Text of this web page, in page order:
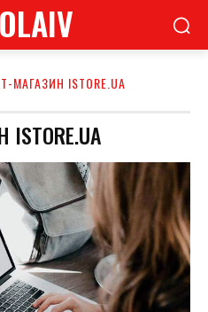
МАГАЗИН ISTORE.UA